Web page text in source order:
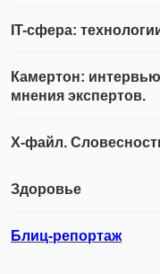
IT-сфера:
Камертон:
мнения экспертов.
Х-файл.
Здоровье
Блиц-репортаж